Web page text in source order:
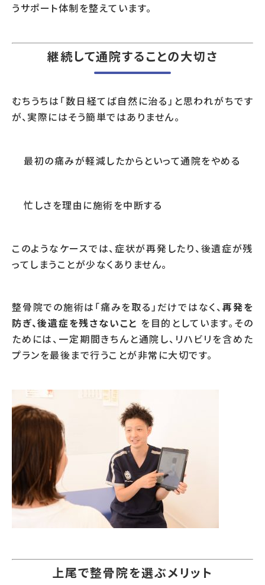
うサポート体制を整えています。
継続して通院することの大切さ
むちうちは「数日経てば自然に治る」と思われがちです
が、実際にはそう簡単ではありません。
最初の痛みが軽減したからといって通院をやめる
忙しさを理由に施術を中断する
このようなケースでは、症状が再発したり、後遺症が残
ってしまうことが少なくありません。
整骨院での施術は「痛みを取る」だけではなく、再発を
防ぎ、後遺症を残さないこと を目的としています。その
ためには、一定期間きちんと通院し、リハビリを含めた
プランを最後まで行うことが非常に大切です。
上尾で整骨院を選ぶメリット